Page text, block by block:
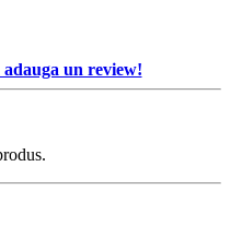
un review!